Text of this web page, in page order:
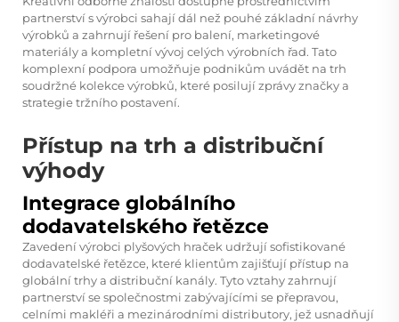
partnerství s výrobci sahají dál než pouhé základní návrhy
výrobků a zahrnují řešení pro balení, marketingové
materiály a kompletní vývoj celých výrobních řad. Tato
komplexní podpora umožňuje podnikům uvádět na trh
soudržné kolekce výrobků, které posilují zprávy značky a
strategie tržního postavení.
Přístup na trh a distribuční
výhody
Integrace globálního
dodavatelského řetězce
Zavedení výrobci plyšových hraček udržují sofistikované
dodavatelské řetězce, které klientům zajišťují přístup na
globální trhy a distribuční kanály. Tyto vztahy zahrnují
partnerství se společnostmi zabývajícími se přepravou,
celními makléři a mezinárodními distributory, jež usnadňují